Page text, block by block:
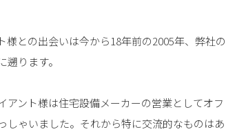
様との出会いは今から18年前の2005年、弊社
遡ります。
アント様は住宅設備メーカーの営業としてオフ
しゃいました。それから特に交流的なものはあ